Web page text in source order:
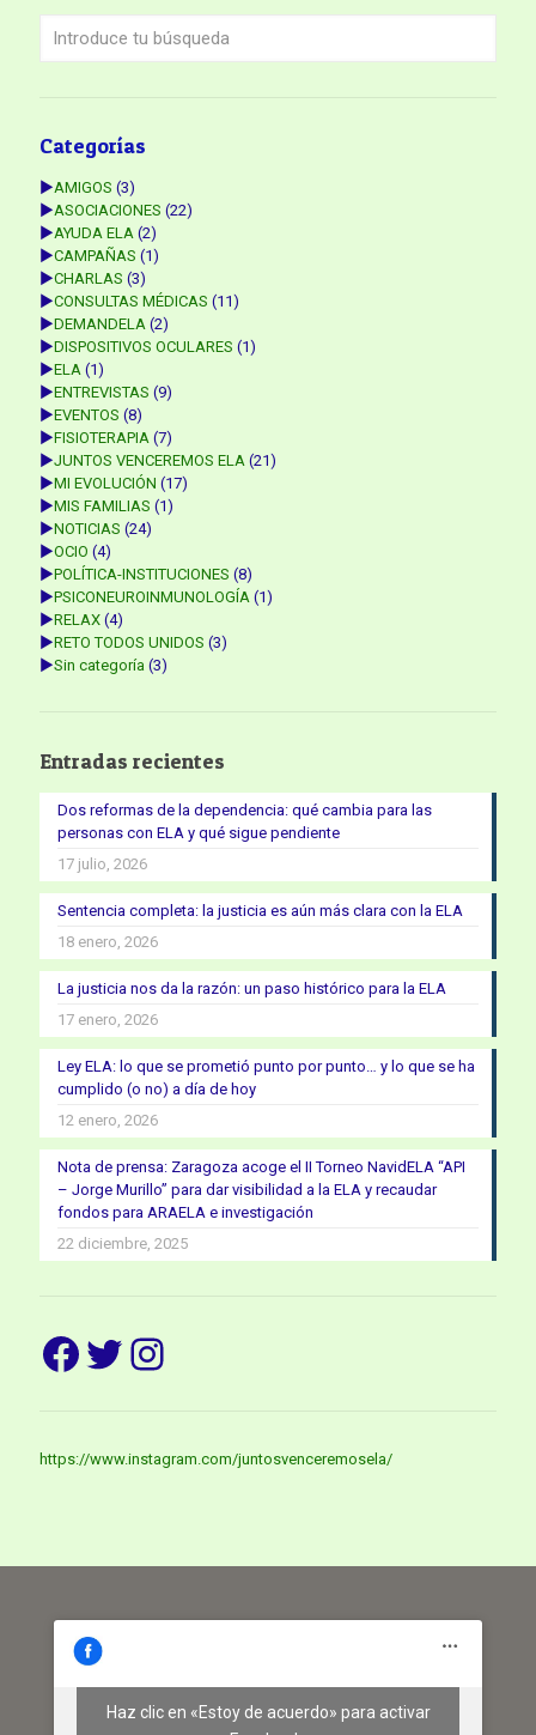
Categorías
►AMIGOS (3)
►ASOCIACIONES (22)
►AYUDA ELA (2)
►CAMPAÑAS (1)
►CHARLAS (3)
►CONSULTAS MÉDICAS (11)
►DEMANDELA (2)
►DISPOSITIVOS OCULARES (1)
►ELA (1)
►ENTREVISTAS (9)
►EVENTOS (8)
►FISIOTERAPIA (7)
►JUNTOS VENCEREMOS ELA (21)
►MI EVOLUCIÓN (17)
►MIS FAMILIAS (1)
►NOTICIAS (24)
►OCIO (4)
►POLÍTICA-INSTITUCIONES (8)
►PSICONEUROINMUNOLOGÍA (1)
►RELAX (4)
►RETO TODOS UNIDOS (3)
►Sin categoría (3)
Entradas recientes
Dos reformas de la dependencia: qué cambia para las
personas con ELA y qué sigue pendiente
17 julio, 2026
Sentencia completa: la justicia es aún más clara con la ELA
18 enero, 2026
La justicia nos da la razón: un paso histórico para la ELA
17 enero, 2026
Ley ELA: lo que se prometió punto por punto… y lo que se ha
cumplido (o no) a día de hoy
12 enero, 2026
Nota de prensa: Zaragoza acoge el II Torneo NavidELA “API
– Jorge Murillo” para dar visibilidad a la ELA y recaudar
fondos para ARAELA e investigación
22 diciembre, 2025
Facebook
Twitter
Instagram
https://www.instagram.com/juntosvenceremosela/
Haz clic en «Estoy de acuerdo» para activar